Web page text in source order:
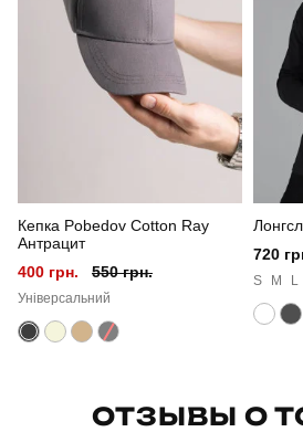
Склад тканини 45% льон,
Кепка Pobedov Cotton Ray
Антрацит
400 грн.
550 грн.
Універсальний
720
S M L
ОТЗЫВЫ О